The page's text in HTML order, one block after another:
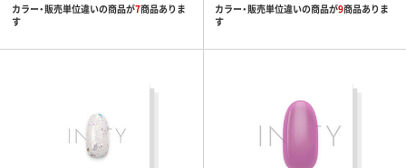
カラー・販売単位違いの商品が7商品ありま
す
カラー・販売単位違いの商品が9商品ありま
す